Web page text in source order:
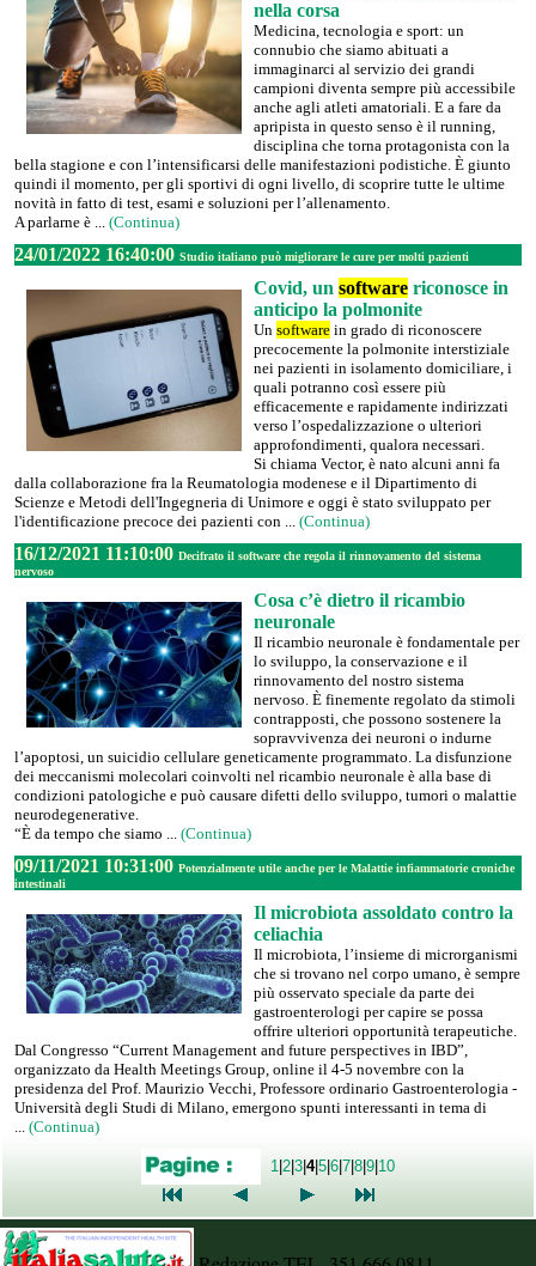
nella corsa
Medicina, tecnologia e sport: un
connubio che siamo abituati a
immaginarci al servizio dei grandi
campioni diventa sempre più accessibile
anche agli atleti amatoriali. E a fare da
apripista in questo senso è il running,
disciplina che torna protagonista con la
bella stagione e con l’intensificarsi delle manifestazioni podistiche. È giunto
quindi il momento, per gli sportivi di ogni livello, di scoprire tutte le ultime
novità in fatto di test, esami e soluzioni per l’allenamento.
A parlarne è ... (Continua)
24/01/2022 16:40:00 Studio italiano può migliorare le cure per molti pazienti
Covid, un software riconosce in
anticipo la polmonite
Un software in grado di riconoscere
precocemente la polmonite interstiziale
nei pazienti in isolamento domiciliare, i
quali potranno così essere più
efficacemente e rapidamente indirizzati
verso l’ospedalizzazione o ulteriori
approfondimenti, qualora necessari.
Si chiama Vector, è nato alcuni anni fa
dalla collaborazione fra la Reumatologia modenese e il Dipartimento di
Scienze e Metodi dell'Ingegneria di Unimore e oggi è stato sviluppato per
l'identificazione precoce dei pazienti con ... (Continua)
16/12/2021 11:10:00 Decifrato il software che regola il rinnovamento del sistema
nervoso
Cosa c’è dietro il ricambio
neuronale
Il ricambio neuronale è fondamentale per
lo sviluppo, la conservazione e il
rinnovamento del nostro sistema
nervoso. È finemente regolato da stimoli
contrapposti, che possono sostenere la
sopravvivenza dei neuroni o indurne
l’apoptosi, un suicidio cellulare geneticamente programmato. La disfunzione
dei meccanismi molecolari coinvolti nel ricambio neuronale è alla base di
condizioni patologiche e può causare difetti dello sviluppo, tumori o malattie
neurodegenerative.
“È da tempo che siamo ... (Continua)
09/11/2021 10:31:00 Potenzialmente utile anche per le Malattie infiammatorie croniche
intestinali
Il microbiota assoldato contro la
celiachia
Il microbiota, l’insieme di microrganismi
che si trovano nel corpo umano, è sempre
più osservato speciale da parte dei
gastroenterologi per capire se possa
offrire ulteriori opportunità terapeutiche.
Dal Congresso “Current Management and future perspectives in IBD”,
organizzato da Health Meetings Group, online il 4-5 novembre con la
presidenza del Prof. Maurizio Vecchi, Professore ordinario Gastroenterologia -
Università degli Studi di Milano, emergono spunti interessanti in tema di
... (Continua)
1 |2|3|4|5|6|7|8|9|10